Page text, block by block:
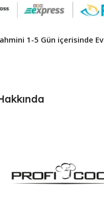
1-5 Gün içerisinde